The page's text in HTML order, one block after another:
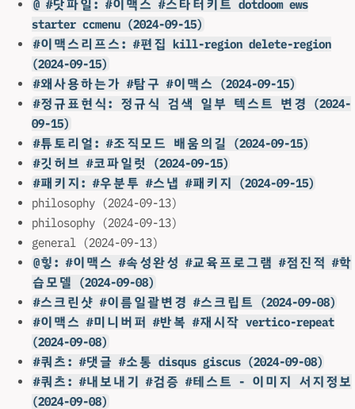
@ #닷파일: #이맥스 #스타터키트 dotdoom ews
starter ccmenu (2024-09-15)
#이맥스리프스: #편집 kill-region delete-region
(2024-09-15)
#왜사용하는가 #탐구 #이맥스 (2024-09-15)
#정규표현식: 정규식 검색 일부 텍스트 변경 (2024-
09-15)
#튜토리얼: #조직모드 배움의길 (2024-09-15)
#깃허브 #코파일럿 (2024-09-15)
#패키지: #우분투 #스냅 #패키지 (2024-09-15)
philosophy (2024-09-13)
philosophy (2024-09-13)
general (2024-09-13)
@힣: #이맥스 #속성완성 #교육프로그램 #점진적 #학
습모델 (2024-09-08)
#스크린샷 #이름일괄변경 #스크립트 (2024-09-08)
#이맥스 #미니버퍼 #반복 #재시작 vertico-repeat
(2024-09-08)
#쿼츠: #댓글 #소통 disqus giscus (2024-09-08)
#쿼츠: #내보내기 #검증 #테스트 - 이미지 서지정보
(2024-09-08)